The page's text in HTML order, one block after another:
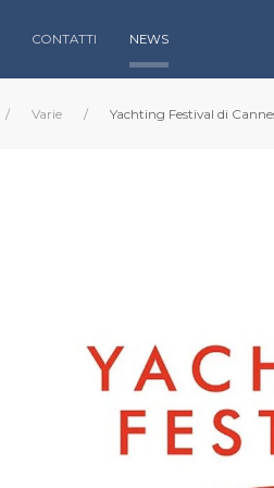
CONTATTI NEWS
Varie Yachting Festival di